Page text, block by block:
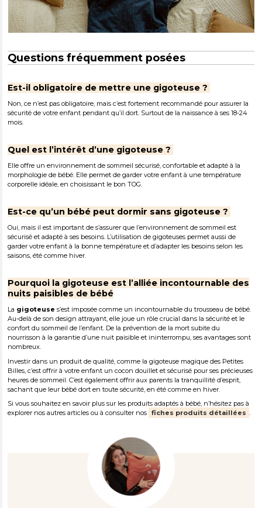
Questions fréquemment posées
Est-il obligatoire de mettre une gigoteuse ?
Non, ce n’est pas obligatoire, mais c’est fortement recommandé pour assurer la
sécurité de votre enfant pendant qu’il dort. Surtout de la naissance à ses 18-24
mois.
Quel est l’intérêt d’une gigoteuse ?
Elle offre un environnement de sommeil sécurisé, confortable et adapté à la
morphologie de bébé. Elle permet de garder votre enfant à une température
corporelle idéale, en choisissant le bon TOG.
Est-ce qu’un bébé peut dormir sans gigoteuse ?
Oui, mais il est important de s’assurer que l’environnement de sommeil est
sécurisé et adapté à ses besoins. L’utilisation de gigoteuses permet aussi de
garder votre enfant à la bonne température et d’adapter les besoins selon les
saisons, été comme hiver.
Pourquoi la gigoteuse est l’alliée incontournable des
nuits paisibles de bébé
La gigoteuses’est imposée comme un incontournable du trousseau de bébé.
Au-delà de son design attrayant, elle joue un rôle crucial dans la sécurité et le
confort du sommeil de l’enfant. De la prévention de la mort subite du
nourrisson à la garantie d’une nuit paisible et ininterrompu, ses avantages sont
nombreux.
Investir dans un produit de qualité, comme la gigoteuse magique des Petites
Billes, c’est offrir à votre enfant un cocon douillet et sécurisé pour ses précieuses
heures de sommeil. C’est également offrir aux parents la tranquillité d’esprit,
sachant que leur bébé dort en toute sécurité, en été comme en hiver.
Si vous souhaitez en savoir plus sur les produits adaptés à bébé, n’hésitez pas à
explorer nos autres articles ou à consulter nos
fiches produits détaillées .